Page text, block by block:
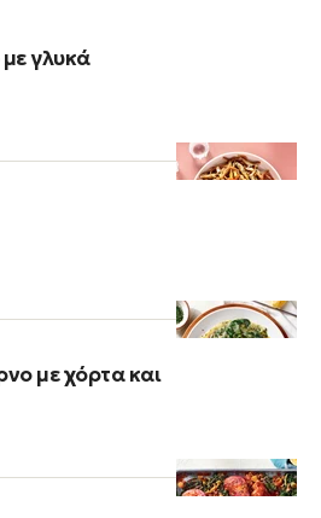
γλυκά
με χόρτα και